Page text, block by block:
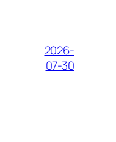
2026-
07-30